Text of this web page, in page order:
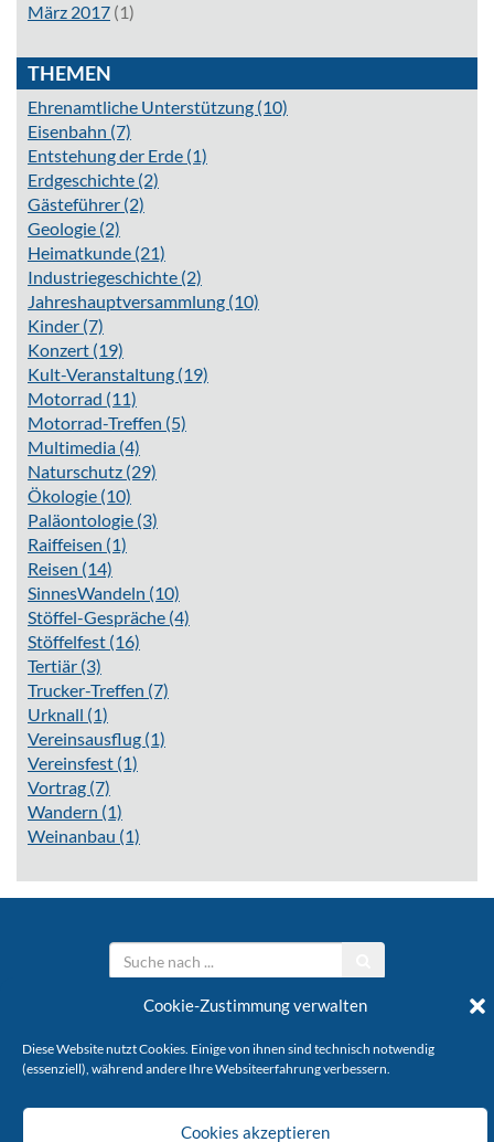
Cookie-Zustimmung verwalten
Diese Website nutzt Cookies. Einige von ihnen sind technisch notwendig
(essenziell), während andere Ihre Websiteerfahrung verbessern.
Cookies akzeptieren
März 2017 (1)
THEMEN
Ehrenamtliche Unterstützung (10)
Eisenbahn (7)
Entstehung der Erde (1)
Erdgeschichte (2)
Gästeführer (2)
Geologie (2)
Heimatkunde (21)
Industriegeschichte (2)
Jahreshauptversammlung (10)
Kinder (7)
Konzert (19)
Kult-Veranstaltung (19)
Motorrad (11)
Motorrad-Treffen (5)
Multimedia (4)
Naturschutz (29)
Ökologie (10)
Paläontologie (3)
Raiffeisen (1)
Reisen (14)
SinnesWandeln (10)
Stöffel-Gespräche (4)
Stöffelfest (16)
Tertiär (3)
Trucker-Treffen (7)
Urknall (1)
Vereinsausflug (1)
Vereinsfest (1)
Vortrag (7)
Wandern (1)
Weinanbau (1)
Stöffelverein e.V.
KONTAKT IMPRESSUM DATENSCHUTZ
Copyright © 2026 Stöffelverein